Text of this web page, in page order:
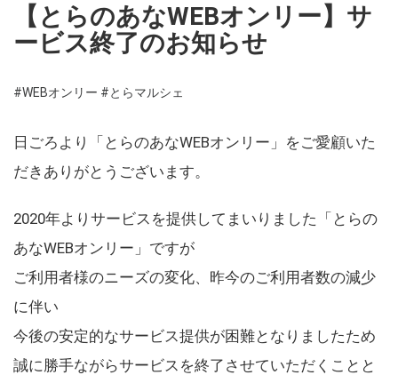
【とらのあなWEBオンリー】サ
ービス終了のお知らせ
#WEBオンリー #とらマルシェ
日ごろより「とらのあなWEBオンリー」をご愛顧いた
だきありがとうございます。
2020年よりサービスを提供してまいりました「とらの
あなWEBオンリー」ですが
ご利用者様のニーズの変化、昨今のご利用者数の減少
に伴い
今後の安定的なサービス提供が困難となりましたため
誠に勝手ながらサービスを終了させていただくことと